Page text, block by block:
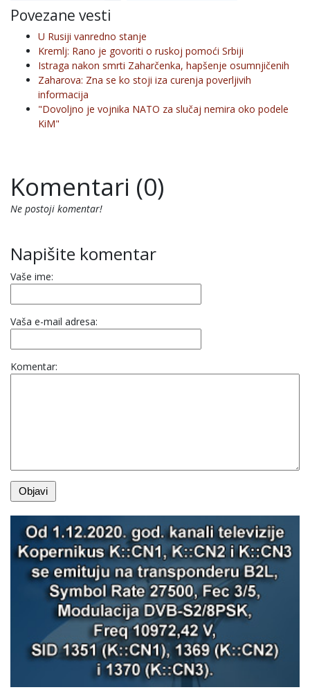
Povezane vesti
U Rusiji vanredno stanje
Kremlj: Rano je govoriti o ruskoj pomoći Srbiji
Istraga nakon smrti Zaharčenka, hapšenje osumnjičenih
Zaharova: Zna se ko stoji iza curenja poverljivih
informacija
"Dovoljno je vojnika NATO za slučaj nemira oko podele
KiM"
Komentari (0)
Ne postoji komentar!
Napišite komentar
Vaše ime:
Vaša e-mail adresa:
Komentar: